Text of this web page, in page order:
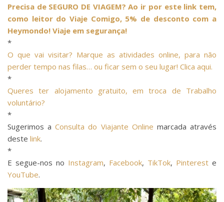
Precisa de SEGURO DE VIAGEM? Ao ir por este link tem,
como leitor do Viaje Comigo, 5% de desconto com a
Heymondo! Viaje em segurança!
*
O que vai visitar? Marque as atividades online, para não
perder tempo nas filas… ou ficar sem o seu lugar! Clica aqui.
*
Queres ter alojamento gratuito, em troca de Trabalho
voluntário?
*
Sugerimos aConsulta do Viajante Online marcada através
deste link.
*
E segue-nos no Instagram, Facebook, TikTok, Pinterest e
YouTube.